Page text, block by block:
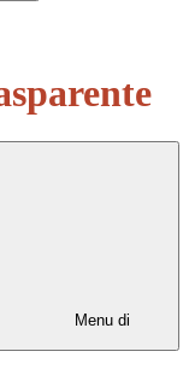
Menu di